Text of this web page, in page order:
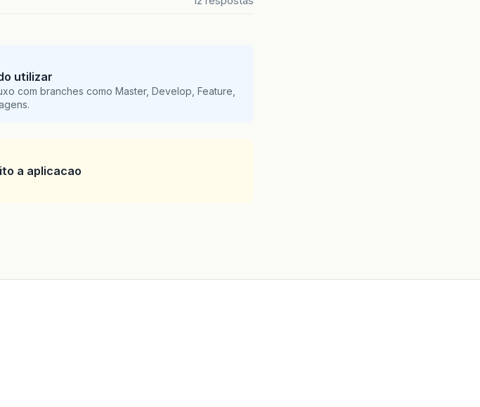
utilizar
com branches como Master, Develop, Feature,
a aplicacao